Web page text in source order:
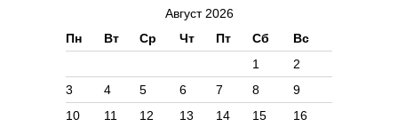
Август 2026
Пн
Вт Ср Чт Пт Сб Вс
1
2
3
4 5 6 7 8
9
10
11 12 13 14 15
16